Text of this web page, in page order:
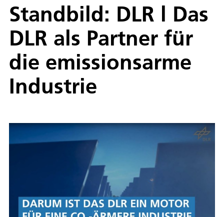
Standbild: DLR l Das
DLR als Partner für
die emissionsarme
Industrie